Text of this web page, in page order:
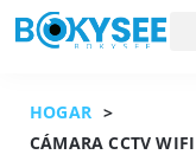
HOGAR >
CÁMARA CCTV